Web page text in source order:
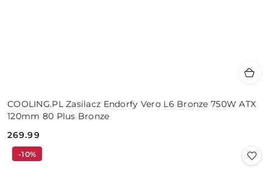
COOLING.PL Zasilacz Endorfy Vero L6 Bronze 750W ATX
120mm 80 Plus Bronze
Cena:
269.99
-10%